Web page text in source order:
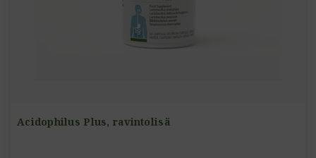
Acidophilus Plus, ravintolisä